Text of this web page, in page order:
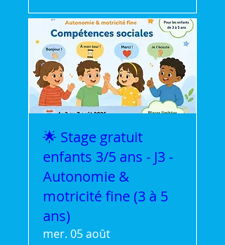
🌟 Stage gratuit
enfants 3/5 ans - J3 -
Autonomie &
motricité fine (3 à 5
ans)
mer. 05 août